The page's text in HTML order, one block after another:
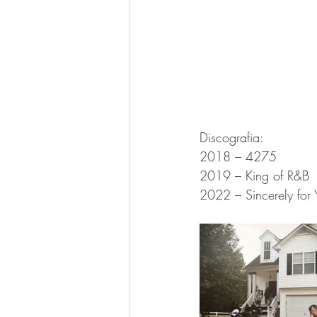
Discografia:
2018 – 4275
2019 – King of R&B
2022 – Sincerely for